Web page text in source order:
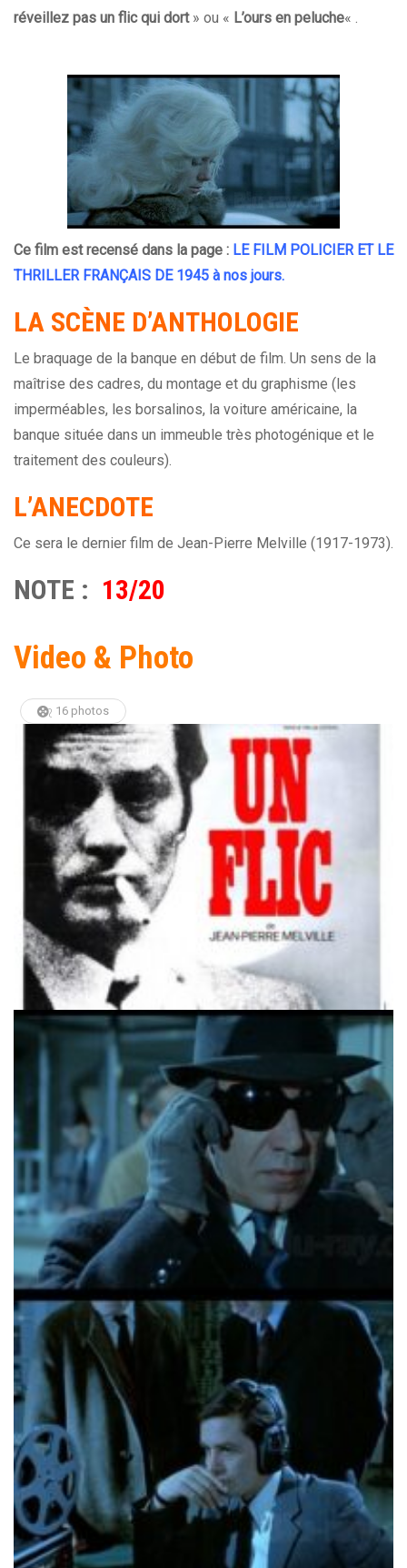
réveillez pas un flic qui dort» ou « L’ours en peluche« .
Ce film est recensé dans la page : LE FILM POLICIER ET LE
THRILLER FRANÇAIS DE 1945 à nos jours.
LA SCÈNE D’ANTHOLOGIE
Le braquage de la banque en début de film. Un sens de la
maîtrise des cadres, du montage et du graphisme (les
imperméables, les borsalinos, la voiture américaine, la
banque située dans un immeuble très photogénique et le
traitement des couleurs).
L’ANECDOTE
Ce sera le dernier film de Jean-Pierre Melville (1917-1973).
NOTE : 13/20
Video & Photo
16 photos